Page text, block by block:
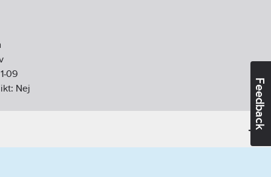
Feedback
09
Nej